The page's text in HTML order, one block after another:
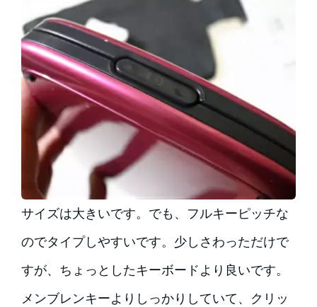
サイズは大きいです。でも、フルキーピッチな
のでタイプしやすいです。少しさわっただけで
すが、ちょっとしたキーボードより良いです。
メンブレンキーよりしっかりしていて、クリッ